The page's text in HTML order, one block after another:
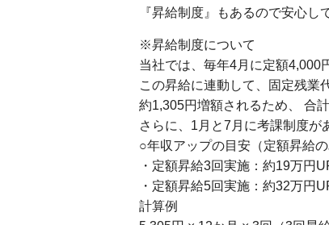
『昇給制度』もあるので安心し
※昇給制度について
当社では、毎年4月に定額4,000
この昇給に連動して、固定残業
約1,305円増額されるため、 合
さらに、1月と7月に考課制度が
○年収アップの目安（定額昇給
・定額昇給3回実施：約19万円
・定額昇給5回実施：約32万円
計算例